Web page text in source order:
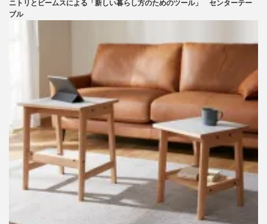
ビーチ
ライフスタイル
家具
ニトリとビームスによる「新しい暮らし方のためのツール」 センターテー
ブル